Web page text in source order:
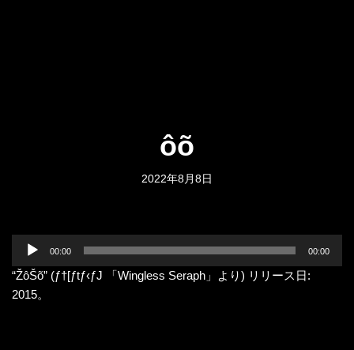
ôõ
2022年8月8日
プ
レ
00:00 00:00
“ŽôŠõ” (ƒ†[ƒtƒ‹ƒJ 「Wingless Seraph」より) リリース日:
2015。